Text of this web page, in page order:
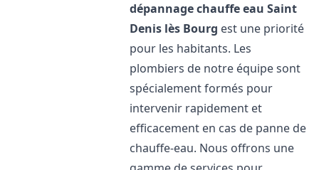
dépannage chauffe eau Saint
Denis lès Bourg est une priorité
pour les habitants. Les
plombiers de notre équipe sont
spécialement formés pour
intervenir rapidement et
efficacement en cas de panne de
chauffe-eau. Nous offrons une